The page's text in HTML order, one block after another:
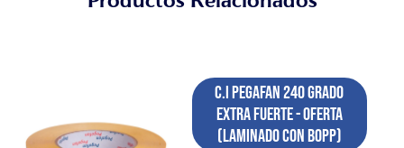
C.I Pegafan 240 Grado
Extra Fuerte - Oferta
(laminado con BOPP)